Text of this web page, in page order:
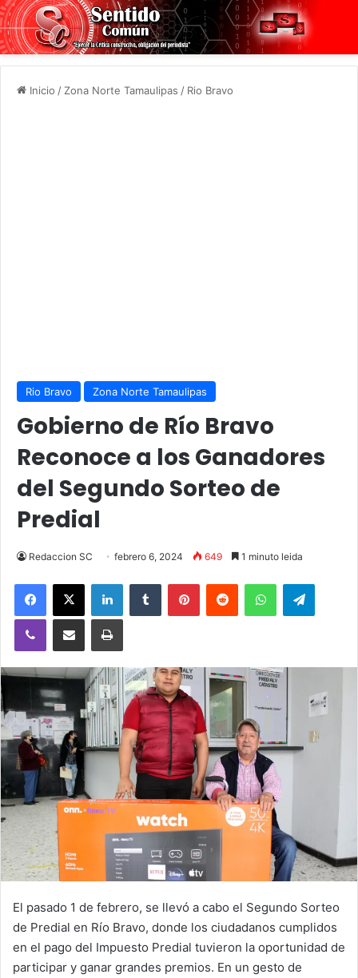
Inicio / Zona Norte Tamaulipas / Rio Bravo
Rio Bravo Zona Norte Tamaulipas
Gobierno de Río Bravo
Reconoce a los Ganadores
del Segundo Sorteo de
Predial
Redaccion SC febrero 6, 2024 649 1 minuto leida
Facebook
X LinkedInTumblr PinterestReddit WhatsApp
Viber Compartir vía email Imprimir
El pasado 1 de febrero, se llevó a cabo el Segundo Sorteo
de Predial en Río Bravo, donde los ciudadanos cumplidos
en el pago del Impuesto Predial tuvieron la oportunidad de
participar y ganar grandes premios. En un gesto de